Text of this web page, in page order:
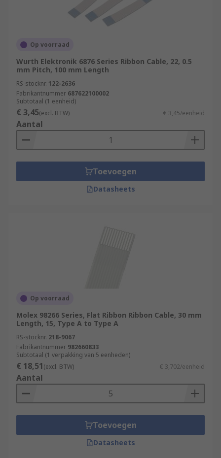
Op voorraad
Wurth Elektronik 6876 Series Ribbon Cable, 22, 0.5
mm Pitch, 100 mm Length
RS-stocknr. 122-2636
Fabrikantnummer 687622100002
Subtotaal (1 eenheid)
€ 3,45(excl. BTW) € 3,45/eenheid
Aantal
Toevoegen
Datasheets
Op voorraad
Molex 98266 Series, Flat Ribbon Ribbon Cable, 30 mm
Length, 15, Type A to Type A
RS-stocknr. 218-9067
Fabrikantnummer 982660833
Subtotaal (1 verpakking van 5 eenheden)
€ 18,51(excl. BTW) € 3,702/eenheid
Aantal
Toevoegen
Datasheets